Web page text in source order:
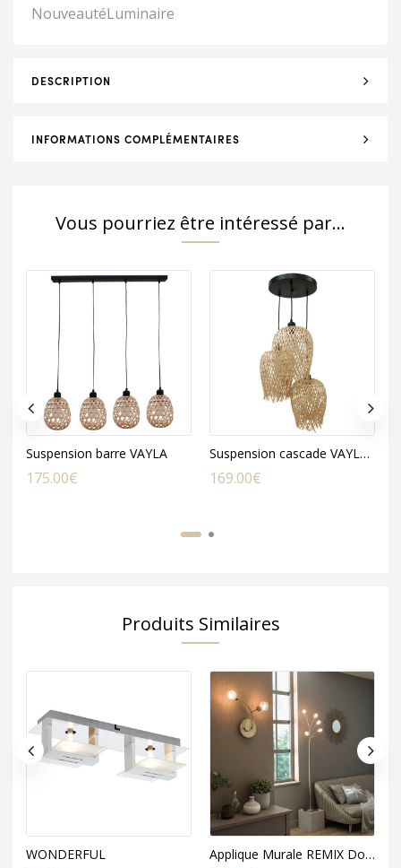
NouveautéLuminaire
DESCRIPTION
INFORMATIONS COMPLÉMENTAIRES
Vous pourriez être intéressé par...
Suspension barre VAYLA
175.00€
Suspension cascade VAYLA en bambou naturel
169.00€
Produits Similaires
WONDERFUL Applique Murale REMIX Dorée en Métal